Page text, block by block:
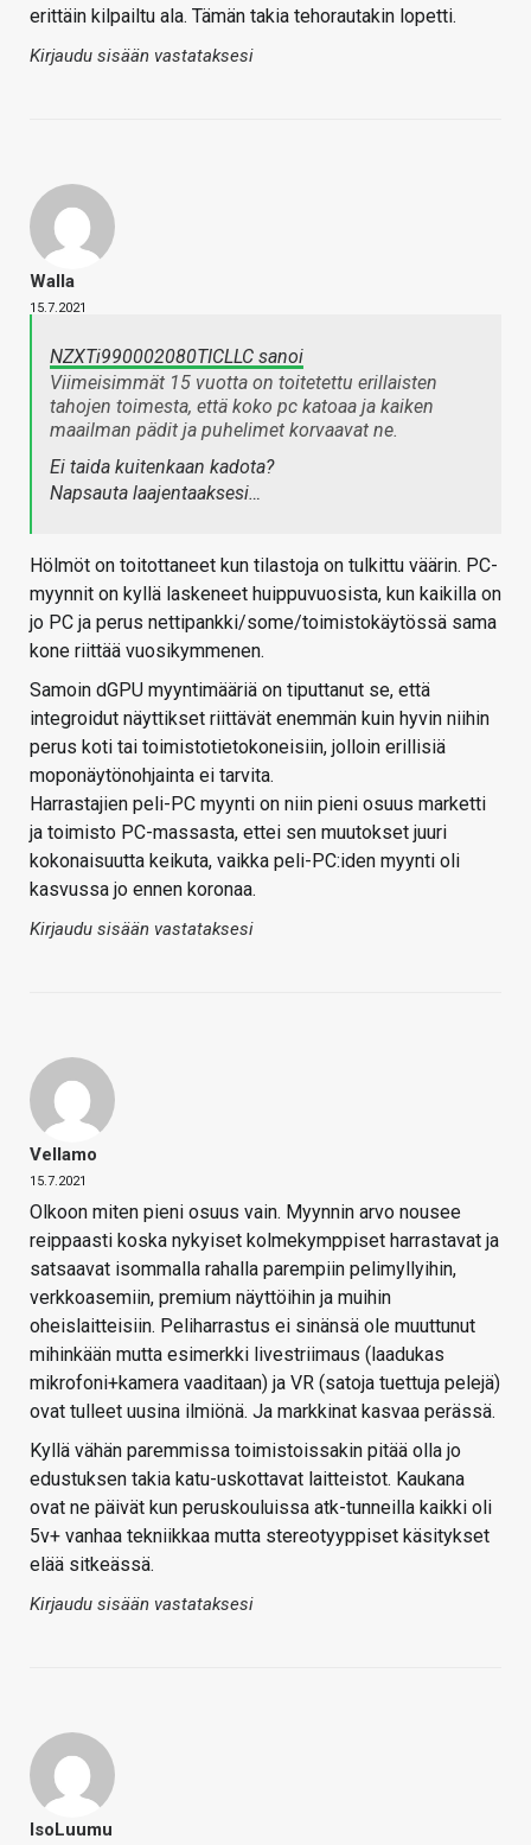
erittäin kilpailtu ala. Tämän takia tehorautakin lopetti.
Kirjaudu sisään vastataksesi
Walla
15.7.2021
NZXTi990002080TICLLC sanoi
Viimeisimmät 15 vuotta on toitetettu erillaisten
tahojen toimesta, että koko pc katoaa ja kaiken
maailman pädit ja puhelimet korvaavat ne.
Ei taida kuitenkaan kadota?
Napsauta laajentaaksesi…
Hölmöt on toitottaneet kun tilastoja on tulkittu väärin. PC-
myynnit on kyllä laskeneet huippuvuosista, kun kaikilla on
jo PC ja perus nettipankki/some/toimistokäytössä sama
kone riittää vuosikymmenen.
Samoin dGPU myyntimääriä on tiputtanut se, että
integroidut näyttikset riittävät enemmän kuin hyvin niihin
perus koti tai toimistotietokoneisiin, jolloin erillisiä
moponäytönohjainta ei tarvita.
Harrastajien peli-PC myynti on niin pieni osuus marketti
ja toimisto PC-massasta, ettei sen muutokset juuri
kokonaisuutta keikuta, vaikka peli-PC:iden myynti oli
kasvussa jo ennen koronaa.
Kirjaudu sisään vastataksesi
Vellamo
15.7.2021
Olkoon miten pieni osuus vain. Myynnin arvo nousee
reippaasti koska nykyiset kolmekymppiset harrastavat ja
satsaavat isommalla rahalla parempiin pelimyllyihin,
verkkoasemiin, premium näyttöihin ja muihin
oheislaitteisiin. Peliharrastus ei sinänsä ole muuttunut
mihinkään mutta esimerkki livestriimaus (laadukas
mikrofoni+kamera vaaditaan) ja VR (satoja tuettuja pelejä)
ovat tulleet uusina ilmiönä. Ja markkinat kasvaa perässä.
Kyllä vähän paremmissa toimistoissakin pitää olla jo
edustuksen takia katu-uskottavat laitteistot. Kaukana
ovat ne päivät kun peruskouluissa atk-tunneilla kaikki oli
5v+ vanhaa tekniikkaa mutta stereotyyppiset käsitykset
elää sitkeässä.
Kirjaudu sisään vastataksesi
IsoLuumu